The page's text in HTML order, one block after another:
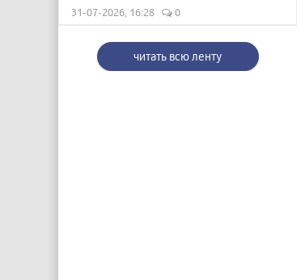
31-07-2026, 16:28 0
читать всю ленту